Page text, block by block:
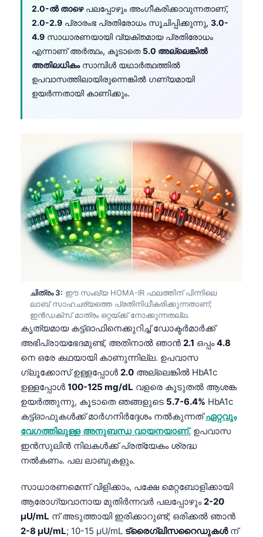
2.0-ൽ താഴെപലപ്പോഴും അംഗീകരിക്കാവുന്നതാണ്,
2.0-2.9 പ്രാരംഭ പ്രതിരോധം സൂചിപ്പിക്കുന്നു, 3.0-
4.9 സാധാരണയായി വ്യക്തമായ പ്രതിരോധം
എന്നാണ് അർത്ഥം, കൂടാതെ 5.0 അല്ലെങ്കിൽ
അതിലധികംസാമ്പിൾ യഥാർത്ഥത്തിൽ
ഉപവാസത്തിലായിരുന്നെങ്കിൽ ഗണ്യമായി
ഉയർന്നതായി കാണിക്കും.
ചിത്രം 3: ഈ സംഖ്യ HOMA-IR ഫലത്തിന് പിന്നിലെ
ലാബ് സാഹചര്യത്തെ പ്രതിനിധീകരിക്കുന്നതാണ്;
ഇൻഡക്സ് മാത്രം ഒറ്റയ്ക്ക് നോക്കുന്നതല്ല.
കൃത്യമായ കട്ട്‌ഓഫിനെക്കുറിച്ച് ഡോക്ടർമാർക്ക്
അഭിപ്രായഭേദമുണ്ട്, അതിനാൽ ഞാൻ 2.1 ഒപ്പം4.8
നെ ഒരേ കഥയായി കാണുന്നില്ല. ഉപവാസ
ഗ്ലൂക്കോസ് ഉള്ളപ്പോൾ 2.0 അല്ലെങ്കിൽ HbA1c
ഉള്ളപ്പോൾ 100-125 mg/dL വളരെ കൂടുതൽ ആശങ്ക
ഉയർത്തുന്നു, കൂടാതെ ഞങ്ങളുടെ 5.7-6.4% HbA1c
കട്ട്‌ഓഫുകൾക്ക് മാർഗനിർദ്ദേശം നൽകുന്നത്ഏറ്റവും
വേഗത്തിലുള്ള അനുബന്ധ വായനയാണ്. ഉപവാസ
ഇൻസുലിൻ നിലകൾക്ക് പ്രത്യേകം ശ്രദ്ധ
നൽകണം. പല ലാബുകളും.
സാധാരണമെന്ന് വിളിക്കാം, പക്ഷേ മെറ്റബോളിക്കായി
ആരോഗ്യവാനായ മുതിർന്നവർ പലപ്പോഴും 2-20
µU/mL ന് അടുത്തായി ഇരിക്കാറുണ്ട്; ഒരിക്കൽ ഞാൻ
2-8 µU/mL; 10-15 µU/mL ട്രൈഗ്ലിസറൈഡുകൾന്